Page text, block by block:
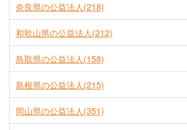
奈良県の公益法人(218)
和歌山県の公益法人(212)
鳥取県の公益法人(158)
島根県の公益法人(215)
岡山県の公益法人(351)